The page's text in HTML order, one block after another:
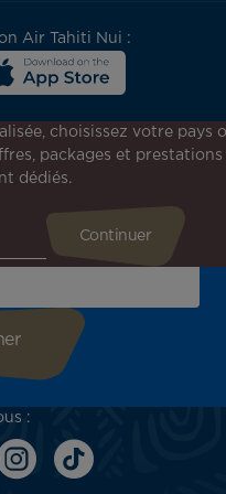
Air Tahiti Nui :
!
nos offres spéciales et
voyage !
:
choisissez votre pays
packages et prestations
dédiés.